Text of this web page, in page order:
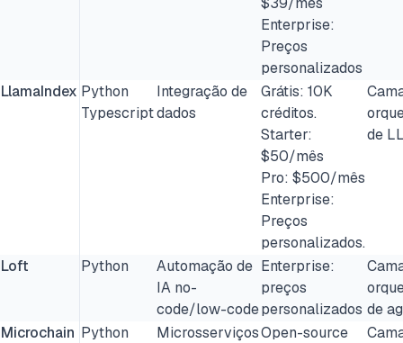
Enterprise:
Preços
personalizados
LlamaIndex Python
Typescript
Integração de
dados
Grátis: 10K
créditos.
Starter:
$50/mês
Pro: $500/mês
Enterprise:
Preços
personalizados.
de
Loft Python
Automação de
IA no-
code/low-code
Enterprise:
preços
personalizados de
Microchain Python
MicrosserviçosOpen-source